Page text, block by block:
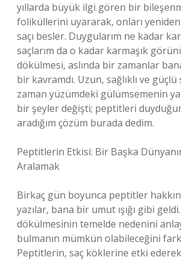
yıllarda büyük ilgi gören bir
foliküllerini uyararak, onları
saçı besler. Duygularım ne kadar
saçlarım da o kadar karmaşık
dökülmesi, aslında bir zamanlar
bir kavramdı. Uzun, sağlıklı ve güçlü
zaman yüzümdeki gülümsemenin
bir şeyler değişti; peptitleri
aradığım çözüm burada dedim.
Peptitlerin Etkisi: Bir Başka Dünyanın
Aralamak
Birkaç gün boyunca peptitler
yazılar, bana bir umut ışığı gibi
dökülmesinin temelde nedenini
bulmanın mümkün olabileceğini
Peptitlerin, saç köklerine etki